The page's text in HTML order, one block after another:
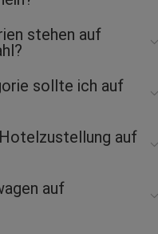
stehen auf
sollte ich auf
auf
auf